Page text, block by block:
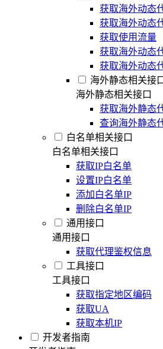
获取海外动态
获取海外动态
获取使用流量
获取海外动态
获取海外动态
海外静态相关接
海外静态相关接口
获取海外静态
查询海外静态
白名单相关接口
白名单相关接口
获取IP白名单
设置IP白名单
添加白名单IP
删除白名单IP
通用接口
通用接口
获取代理鉴权信息
工具接口
工具接口
获取指定地区编码
获取UA
获取本机IP
开发者指南